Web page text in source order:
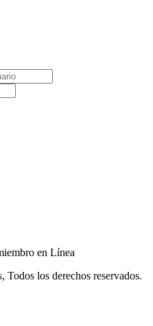
en Línea
los derechos reservados.